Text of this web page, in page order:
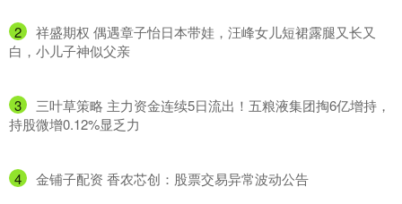
2
​祥盛期权 偶遇章子怡日本带娃，汪峰女儿短裙露腿又长又
白，小儿子神似父亲
3
​三叶草策略 主力资金连续5日流出！五粮液集团掏6亿增持，
持股微增0.12%显乏力
4 ​金铺子配资 香农芯创：股票交易异常波动公告